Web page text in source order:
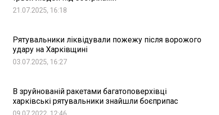
21.07.2025, 16:18
Рятувальники ліквідували пожежу після ворожого
удару на Харківщині
03.07.2025, 16:27
В зруйнованій ракетами багатоповерхівці
харківські рятувальники знайшли боєприпас